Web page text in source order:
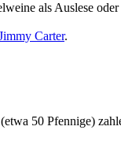
als Auslese
Carter.
50 Pfennige)